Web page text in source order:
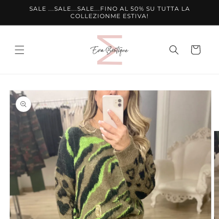
direttamente
SALE ...SALE...SALE...FINO AL 50% SU TUTTA LA
COLLEZIONME ESTIVA!
Carrello
Passa alle
informazioni
sul prodotto